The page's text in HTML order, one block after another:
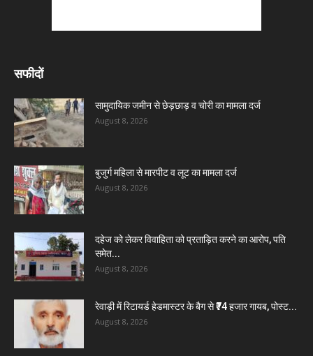
सफीदों
सामुदायिक जमीन से छेड़छाड़ व चोरी का मामला दर्ज
August 8, 2026
बुजुर्ग महिला से मारपीट व लूट का मामला दर्ज
August 8, 2026
दहेज को लेकर विवाहिता को प्रताड़ित करने का आरोप, पति
समेत...
August 8, 2026
रेवाड़ी में रिटायर्ड हेडमास्टर के बैग से ₹74 हजार गायब, पोस्ट...
August 8, 2026